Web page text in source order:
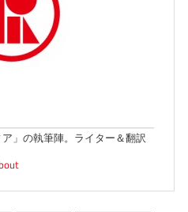
」の執筆陣。ライター＆翻訳